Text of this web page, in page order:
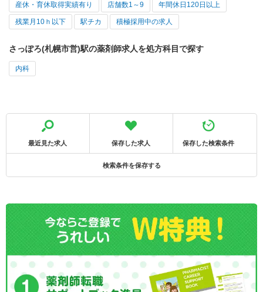
産休・育休取得実績有り 店舗数1～9 年間休日120日以上
残業月10ｈ以下 駅チカ 積極採用中の求人
さっぽろ(札幌市営)駅の薬剤師求人を処方科目で探す
内科
最近見た求人 保存した求人 保存した検索条件
検索条件を保存する